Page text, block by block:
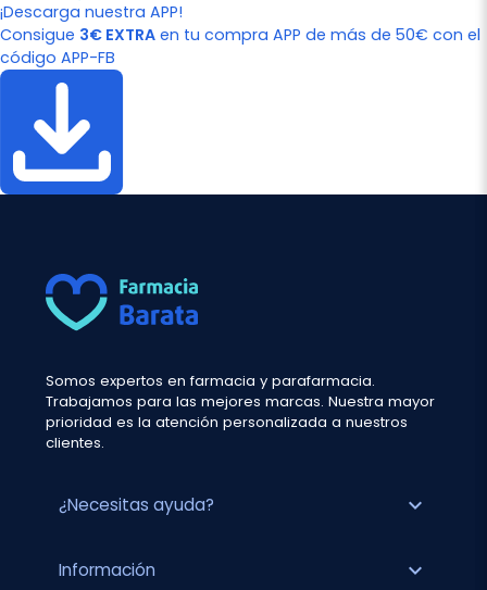
¡Descarga nuestra APP!
Consigue 3€ EXTRA en tu compra APP de más de 50€ con el
código APP-FB
Somos expertos en farmacia y parafarmacia.
Trabajamos para las mejores marcas. Nuestra mayor
prioridad es la atención personalizada a nuestros
clientes.
¿Necesitas ayuda? expand_more
Información expand_more